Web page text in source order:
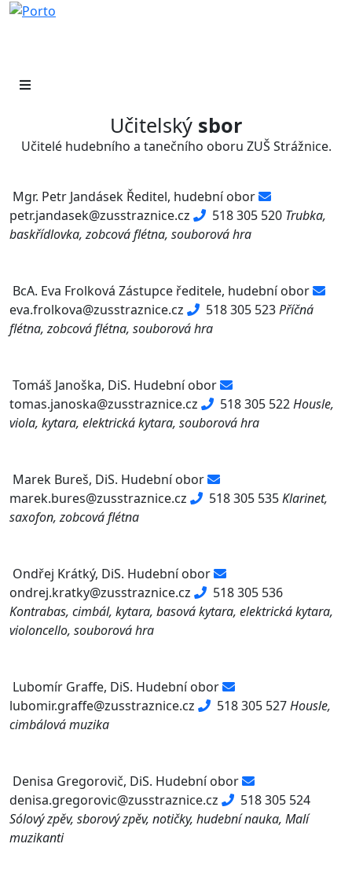
Učitelský sbor
Učitelé hudebního a tanečního oboru ZUŠ Strážnice.
Mgr. Petr Jandásek Ředitel, hudební obor
petr.jandasek@zusstraznice.cz
518 305 520 Trubka,
baskřídlovka, zobcová flétna, souborová hra
BcA. Eva Frolková Zástupce ředitele, hudební obor
eva.frolkova@zusstraznice.cz
518 305 523Příčná
flétna, zobcová flétna, souborová hra
Tomáš Janoška, DiS. Hudební obor
tomas.janoska@zusstraznice.cz
518 305 522Housle,
viola, kytara, elektrická kytara, souborová hra
Marek Bureš, DiS. Hudební obor
marek.bures@zusstraznice.cz
518 305 535Klarinet,
saxofon, zobcová flétna
Ondřej Krátký, DiS. Hudební obor
ondrej.kratky@zusstraznice.cz
518 305 536
Kontrabas, cimbál, kytara, basová kytara, elektrická kytara,
violoncello, souborová hra
Lubomír Graffe, DiS. Hudební obor
lubomir.graffe@zusstraznice.cz
518 305 527Housle,
cimbálová muzika
Denisa Gregorovič, DiS. Hudební obor
denisa.gregorovic@zusstraznice.cz
518 305 524
Sólový zpěv, sborový zpěv, notičky, hudební nauka, Malí
muzikanti